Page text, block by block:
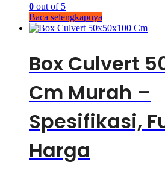
0 out of 5
Baca selengkapnya
Box Culvert
Cm Murah –
Spesifikasi,
Harga